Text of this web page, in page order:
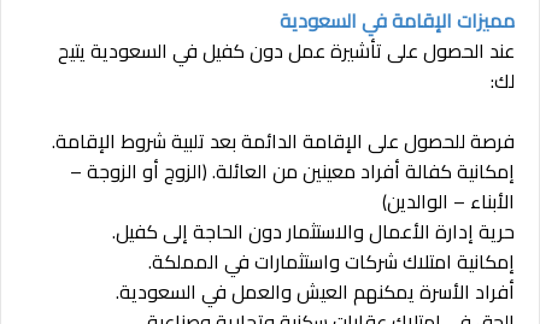
مميزات الإقامة في السعودية
عند الحصول على تأشيرة عمل دون كفيل في السعودية يتيح
لك:
فرصة للحصول على الإقامة الدائمة بعد تلبية شروط الإقامة.
إمكانية كفالة أفراد معينين من العائلة. (الزوج أو الزوجة –
الأبناء – الوالدين)
حرية إدارة الأعمال والاستثمار دون الحاجة إلى كفيل.
إمكانية امتلاك شركات واستثمارات في المملكة.
أفراد الأسرة يمكنهم العيش والعمل في السعودية.